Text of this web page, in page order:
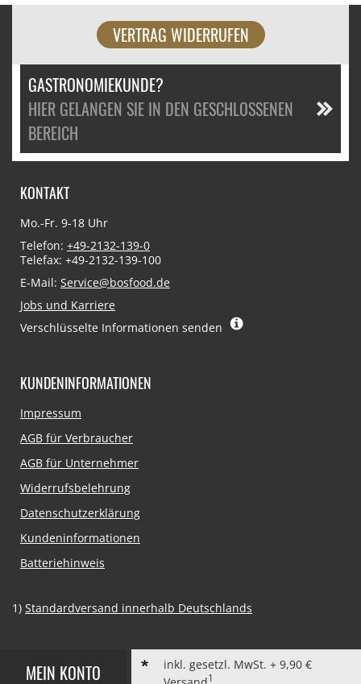
VERTRAG WIDERRUFEN
GASTRONOMIEKUNDE?
HIER GELANGEN SIE IN DEN GESCHLOSSENEN
BEREICH
MEIN KONTO
inkl. gesetzl. MwSt. + 9,90 €
1
KONTAKT
Mo.-Fr. 9-18 Uhr
Telefon: +49-2132-139-0
Telefax: +49-2132-139-100
E-Mail: Service@bosfood.de
Jobs und Karriere
Verschlüsselte Informationen senden
KUNDENINFORMATIONEN
Navigation
Impressum
AGB für Verbraucher
AGB für Unternehmer
Widerrufsbelehrung
Datenschutzerklärung
Kundeninformationen
Batteriehinweis
1) Standardversand innerhalb Deutschlands